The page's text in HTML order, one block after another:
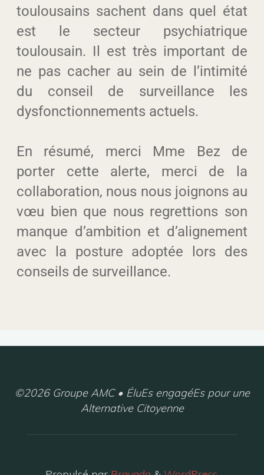
toulousains sachent dans quel état
est le secteur psychiatrique
toulousain. Il est très important de
ne pas cacher au sein de l’intimité
du conseil de surveillance les
dysfonctionnements actuels.
En résumé, merci Mme Bez de
porter cette alerte, merci de la
collaboration, nous nous joignons au
vœu bien que nous regrettions son
manque d’ambition et d’alignement
avec la posture adoptée lors des
conseils de surveillance.
©2026 Groupe AMC • ÉluEs engagéEs pour une
Alternative Citoyenne